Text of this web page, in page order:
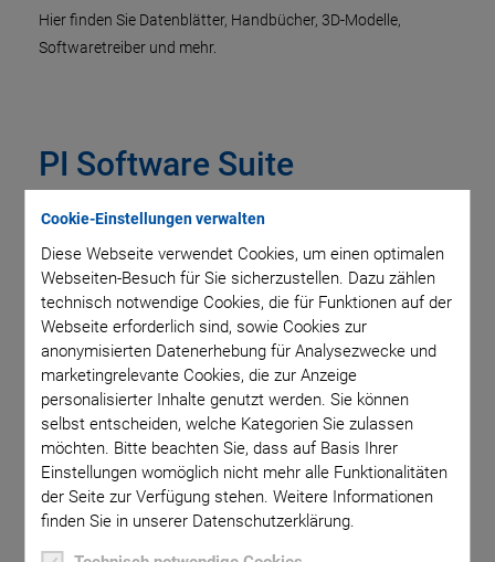
Cookie-Einstellungen verwalten
Diese Webseite verwendet Cookies, um einen optimalen
Webseiten-Besuch für Sie sicherzustellen. Dazu zählen
technisch notwendige Cookies, die für Funktionen auf der
Webseite erforderlich sind, sowie Cookies zur
anonymisierten Datenerhebung für Analysezwecke und
marketingrelevante Cookies, die zur Anzeige
personalisierter Inhalte genutzt werden. Sie können
selbst entscheiden, welche Kategorien Sie zulassen
möchten. Bitte beachten Sie, dass auf Basis Ihrer
Einstellungen womöglich nicht mehr alle Funktionalitäten
der Seite zur Verfügung stehen. Weitere Informationen
finden Sie in unserer Datenschutzerklärung.
Hier finden Sie Datenblätter, Handbücher, 3D-Modelle,
Softwaretreiber und mehr.
PI Software Suite
SOFTWAREDATEIEN
PI Software Suite C-990.CD1
VERSION / DATUM
3.3.0.4, 2026-07
zip-2 GB
ANFORDERN